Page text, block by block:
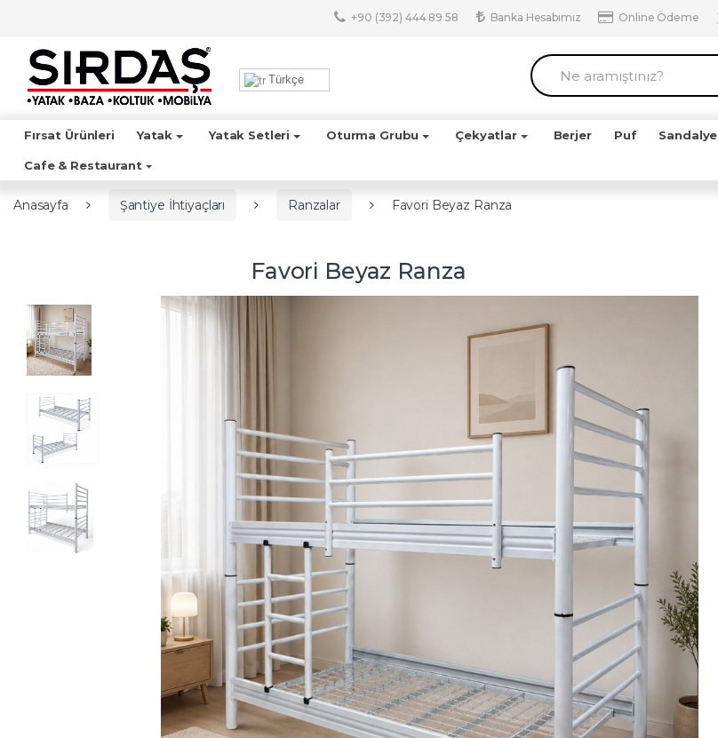
+90 (392) 444 89 58 Banka Hesabımız Online Ödeme
r
a
:
Türkçe
Fırsat Ürünleri Yatak Yatak Setleri Oturma Grubu Çekyatlar Berjer Puf Sandalye
Cafe & Restaurant
Anasayfa Şantiye İhtiyaçları Ranzalar Favori Beyaz Ranza
Favori Beyaz Ranza